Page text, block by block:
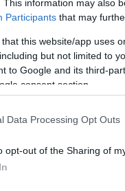
This information may also
Participants that may
that this website/app uses
but not limited to
to Google and its third-
consent section.
Data Processing Opt Outs
opt-out of the Sharing of
ΤΕΧΝΟΛΟΓΙΕΣ
16.12.2021